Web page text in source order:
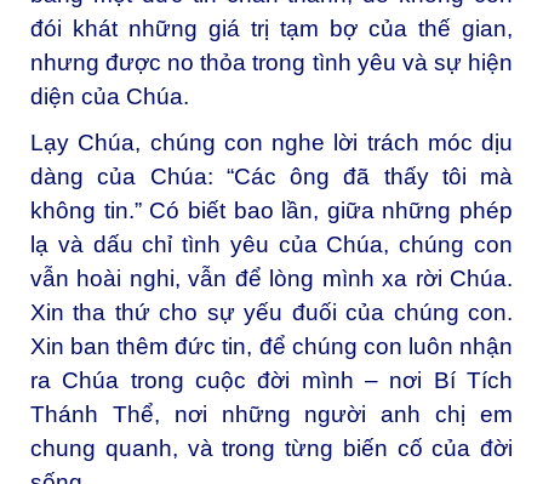
đói khát những giá trị tạm bợ của thế gian,
nhưng được no thỏa trong tình yêu và sự hiện
diện của Chúa.
Lạy Chúa, chúng con nghe lời trách móc dịu
dàng của Chúa: “Các ông đã thấy tôi mà
không tin.” Có biết bao lần, giữa những phép
lạ và dấu chỉ tình yêu của Chúa, chúng con
vẫn hoài nghi, vẫn để lòng mình xa rời Chúa.
Xin tha thứ cho sự yếu đuối của chúng con.
Xin ban thêm đức tin, để chúng con luôn nhận
ra Chúa trong cuộc đời mình – nơi Bí Tích
Thánh Thể, nơi những người anh chị em
chung quanh, và trong từng biến cố của đời